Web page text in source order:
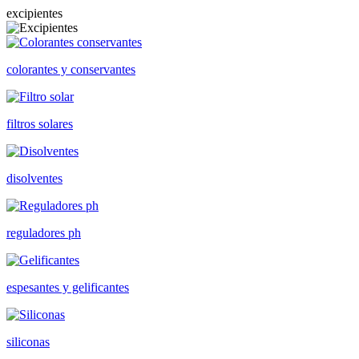
excipientes
colorantes y conservantes
filtros solares
disolventes
reguladores ph
espesantes y gelificantes
siliconas